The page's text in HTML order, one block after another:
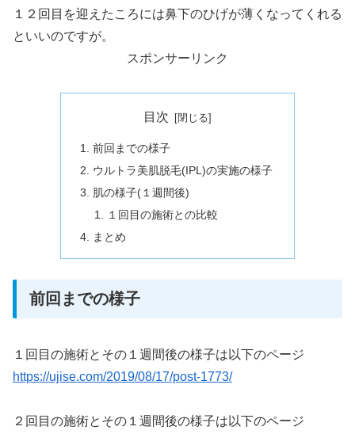
１２回目を迎えたころには鼻下のひげが薄くなってくれる
といいのですが。
スポンサーリンク
目次
前回までの様子
ウルトラ美肌脱毛(IPL)の実施の様子
肌の様子(１週間後)
１回目の施術との比較
まとめ
前回までの様子
１回目の施術とその１週間後の様子は以下のページ
https://ujise.com/2019/08/17/post-1773/
２回目の施術とその１週間後の様子は以下のページ